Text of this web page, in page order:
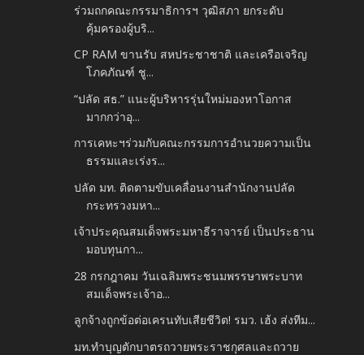
ร่วมถกคณะกรรมาธิการฯ วุฒิสภา ยกระดับ
คุ้มครองผู้บริ...
CP RAM ขานรับ สหประชาชาติ และเครือเจริญ
โภคภัณฑ์ ชู...
“ปลัด สธ.” แนะผู้บริหารรุ่นใหม่มองหาโอกาส
มากกว่าอุ...
การเคหะฯร่วมกับคณะกรรมการอำนวยความเป็น
ธรรมและเร่งร...
ปลัด มท. ติดตามขับเคลื่อนงานสำนักงานปลัด
กระทรวงมหา...
เจ้าประคุณสมเด็จพระมหาธีราจารย์ เป็นประธาน
มอบทุนกา...
28 กรกฎาคม วันเฉลิมพระชนมพรรษาพระบาท
สมเด็จพระเจ้าอ...
ลูกจ้างถูกข้อต่อเครนทับเสียชีวิต! รมว. เฮ้ง ส่งทีม...
มท.ทำบุญตักบาตรถวายพระราชกุศลและถวาย